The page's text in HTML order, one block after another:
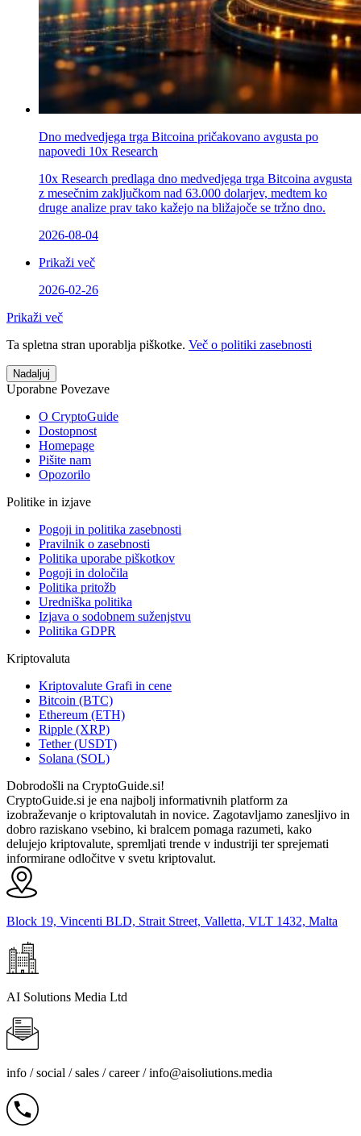
Dno medvedjega trga Bitcoina pričakovano avgusta po
napovedi 10x Research
10x Research predlaga dno medvedjega trga Bitcoina avgusta
z mesečnim zaključkom nad 63.000 dolarjev, medtem ko
druge analize prav tako kažejo na bližajoče se tržno dno.
2026-08-04
Prikaži več
2026-02-26
Prikaži več
Ta spletna stran uporablja piškotke. Več o politiki zasebnosti
Nadaljuj
Uporabne Povezave
O CryptoGuide
Dostopnost
Homepage
Pišite nam
Opozorilo
Politike in izjave
Pogoji in politika zasebnosti
Pravilnik o zasebnosti
Politika uporabe piškotkov
Pogoji in določila
Politika pritožb
Uredniška politika
Izjava o sodobnem suženjstvu
Politika GDPR
Kriptovaluta
Kriptovalute Grafi in cene
Bitcoin (BTC)
Ethereum (ETH)
Ripple (XRP)
Tether (USDT)
Solana (SOL)
Dobrodošli na CryptoGuide.si!
CryptoGuide.si je ena najbolj informativnih platform za
izobraževanje o kriptovalutah in novice. Zagotavljamo zanesljivo in
dobro raziskano vsebino, ki bralcem pomaga razumeti, kako
delujejo kriptovalute, spremljati trende v industriji ter sprejemati
informirane odločitve v svetu kriptovalut.
Block 19, Vincenti BLD, Strait Street, Valletta, VLT 1432, Malta
AI Solutions Media Ltd
info / social / sales / career /info@aisoliutions.media